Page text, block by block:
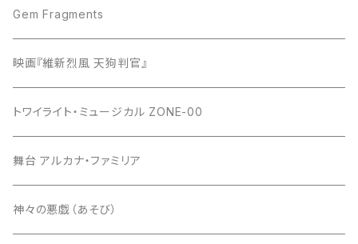
Gem Fragments
映画『維新烈風 天狗判官』
トワイライト・ミュージカル ZONE-00
舞台 アルカナ・ファミリア
神々の悪戯（あそび）